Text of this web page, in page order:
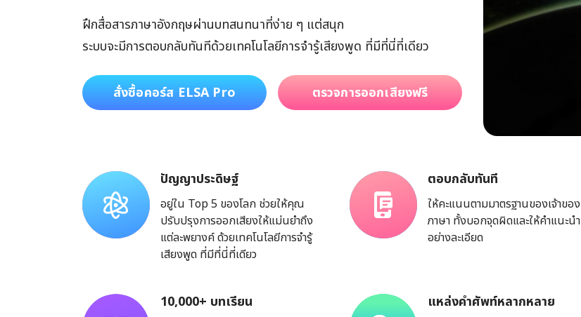
ฝึกสื่อสารภาษาอังกฤษผ่านบทสนทนาที่ง่าย ๆ แต่สนุก
ระบบจะมีการตอบกลับทันทีด้วยเทคโนโลยีการจำรู้เสียงพูด ที่มีที่นี่ที่เดียว
สั่งซื้อคอร์ส ELSA Pro ตรวจการออกเสียงฟรี
ปัญญาประดิษฐ์
อยู่ใน Top 5 ของโลก ช่วยให้คุณ
ปรับปรุงการออกเสียงให้แม่นยำถึง
แต่ละพยางค์ ด้วยเทคโนโลยีการจำรู้
เสียงพูด ที่มีที่นี่ที่เดียว
ตอบกลับทันที
ให้คะแนนตามมาตรฐานของเจ้าของ
ภาษา ทั้งบอกจุดผิดและให้คำแนะนำ
อย่างละเอียด
10,000+ บทเรียน แหล่งคำศัพท์หลากหลาย